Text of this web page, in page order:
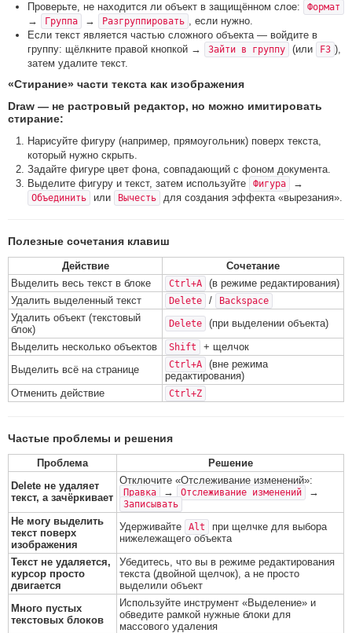
Проверьте, не находится ли объект в защищённом слое: Формат
→ Группа → Разгруппировать , если нужно.
Если текст является частью сложного объекта — войдите в
группу: щёлкните правой кнопкой →
Зайти в группу (или F3 ),
затем удалите текст.
«Стирание» части текста как изображения
Draw — не растровый редактор, но можно имитировать
стирание:
Нарисуйте фигуру (например, прямоугольник) поверх текста,
который нужно скрыть.
Задайте фигуре цвет фона, совпадающий с фоном документа.
Выделите фигуру и текст, затем используйте
Фигура →
Объединить или Вычесть для создания эффекта «вырезания».
Полезные сочетания клавиш
Действие
Сочетание
Выделить весь текст в блоке
Ctrl+A
(в режиме редактирования)
Удалить выделенный текст
Delete / Backspace
Удалить объект (текстовый
блок)
Delete
(при выделении объекта)
Выделить несколько объектов
Shift
+ щелчок
Выделить всё на странице
Ctrl+A
(вне режима
редактирования)
Отменить действие
Ctrl+Z
Частые проблемы и решения
Проблема
Решение
Delete не удаляет
текст, а зачёркивает
Отключите «Отслеживание изменений»:
Правка → Отслеживание изменений →
Записывать
Не могу выделить
текст поверх
изображения
Удерживайте Alt
при щелчке для выбора
нижележащего объекта
Текст не удаляется,
курсор просто
двигается
Убедитесь, что вы в режиме редактирования
текста (двойной щелчок), а не просто
выделили объект
Много пустых
текстовых блоков
Используйте инструмент «Выделение» и
обведите рамкой нужные блоки для
массового удаления